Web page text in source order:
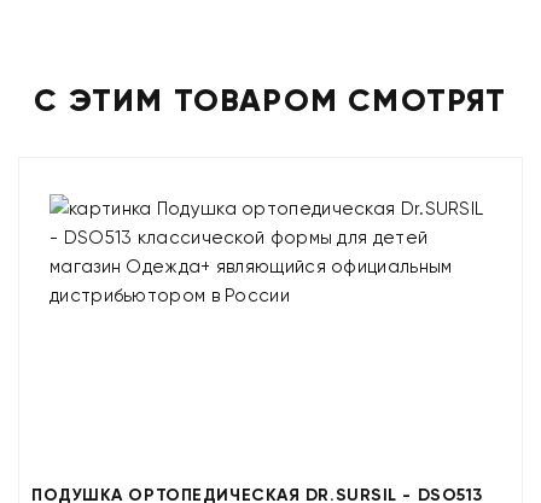
С ЭТИМ ТОВАРОМ СМОТРЯТ
ПОДУШКА ОРТОПЕДИЧЕСКАЯ DR.SURSIL - DSO513